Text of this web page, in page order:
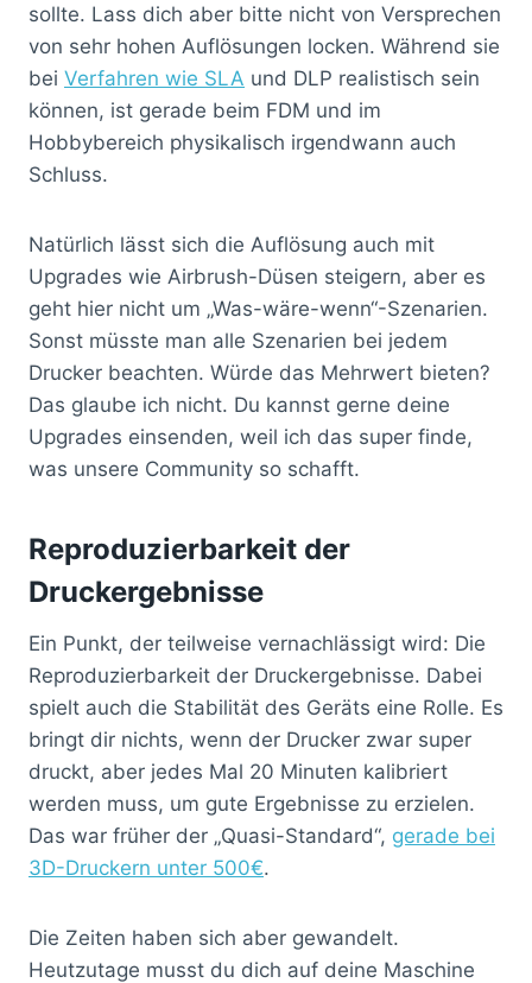
sollte. Lass dich aber bitte nicht von Versprechen
von sehr hohen Auflösungen locken. Während sie
bei Verfahren wie SLA und DLP realistisch sein
können, ist gerade beim FDM und im
Hobbybereich physikalisch irgendwann auch
Schluss.
Natürlich lässt sich die Auflösung auch mit
Upgrades wie Airbrush-Düsen steigern, aber es
geht hier nicht um „Was-wäre-wenn“-Szenarien.
Sonst müsste man alle Szenarien bei jedem
Drucker beachten. Würde das Mehrwert bieten?
Das glaube ich nicht. Du kannst gerne deine
Upgrades einsenden, weil ich das super finde,
was unsere Community so schafft.
Reproduzierbarkeit der
Druckergebnisse
Ein Punkt, der teilweise vernachlässigt wird: Die
Reproduzierbarkeit der Druckergebnisse. Dabei
spielt auch die Stabilität des Geräts eine Rolle. Es
bringt dir nichts, wenn der Drucker zwar super
druckt, aber jedes Mal 20 Minuten kalibriert
werden muss, um gute Ergebnisse zu erzielen.
Das war früher der „Quasi-Standard“, gerade bei
3D-Druckern unter 500€.
Die Zeiten haben sich aber gewandelt.
Heutzutage musst du dich auf deine Maschine